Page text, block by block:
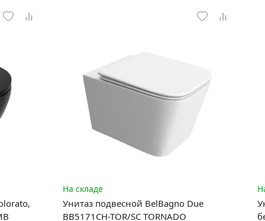
На складе
Унитаз подвесной BelBagno Due
BB5171CH-TOR/SC TORNADO